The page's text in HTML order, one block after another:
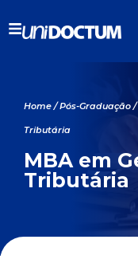
Home/Pós-Graduação/
Tributária
MBA em
Tributária